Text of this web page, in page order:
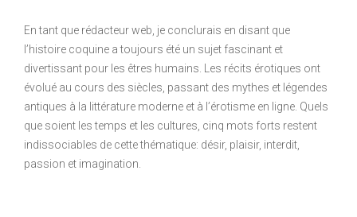
En tant que rédacteur web, je conclurais en disant que
l’histoire coquine a toujours été un sujet fascinant et
divertissant pour les êtres humains. Les récits érotiques ont
évolué au cours des siècles, passant des mythes et légendes
antiques à la littérature moderne et à l’érotisme en ligne. Quels
que soient les temps et les cultures, cinq mots forts restent
indissociables de cette thématique: désir, plaisir, interdit,
passion et imagination.